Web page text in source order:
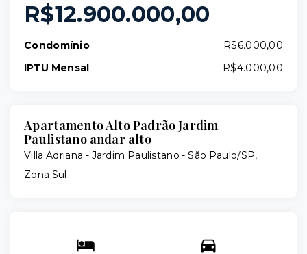
R$12.900.000,00
Condomínio
R$6.000,00
IPTU Mensal
R$4.000,00
Apartamento Alto Padrão Jardim
Paulistano andar alto
Villa Adriana - Jardim Paulistano - São Paulo/SP,
Zona Sul